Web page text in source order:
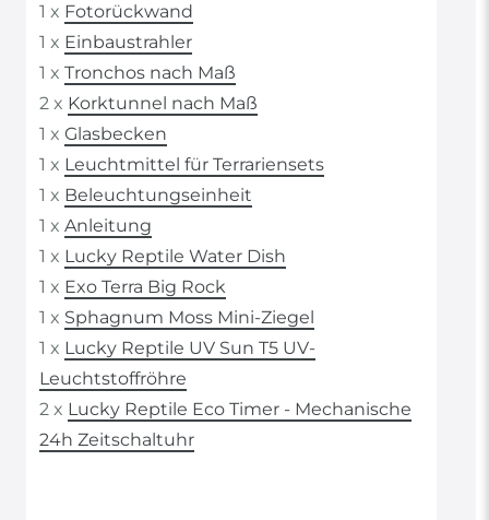
1 x Fotorückwand
1 x Einbaustrahler
1 x Tronchos nach Maß
2 x Korktunnel nach Maß
1 x Glasbecken
1 x Leuchtmittel für Terrariensets
1 x Beleuchtungseinheit
1 x Anleitung
1 x Lucky Reptile Water Dish
1 x Exo Terra Big Rock
1 x Sphagnum Moss Mini-Ziegel
1 x Lucky Reptile UV Sun T5 UV-
Leuchtstoffröhre
2 x Lucky Reptile Eco Timer - Mechanische
24h Zeitschaltuhr